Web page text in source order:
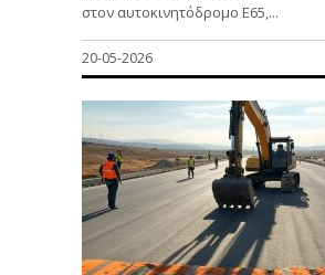
στον αυτοκινητόδρομο Ε65,...
20-05-2026